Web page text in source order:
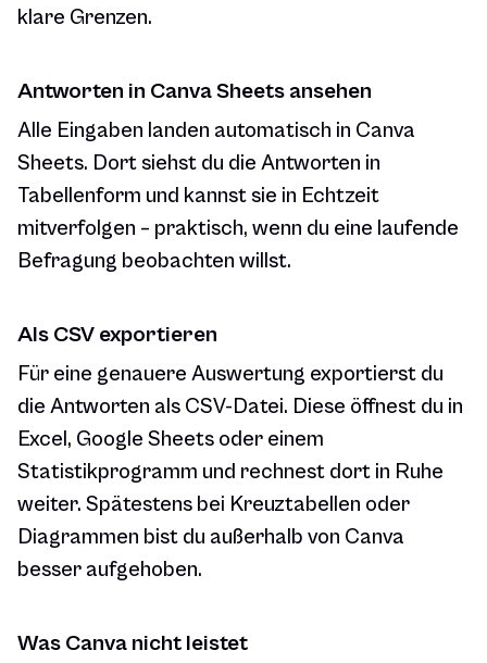
klare Grenzen.
Antworten in Canva Sheets ansehen
Alle Eingaben landen automatisch in Canva
Sheets. Dort siehst du die Antworten in
Tabellenform und kannst sie in Echtzeit
mitverfolgen – praktisch, wenn du eine laufende
Befragung beobachten willst.
Als CSV exportieren
Für eine genauere Auswertung exportierst du
die Antworten als CSV-Datei. Diese öffnest du in
Excel, Google Sheets oder einem
Statistikprogramm und rechnest dort in Ruhe
weiter. Spätestens bei Kreuztabellen oder
Diagrammen bist du außerhalb von Canva
besser aufgehoben.
Was Canva nicht leistet